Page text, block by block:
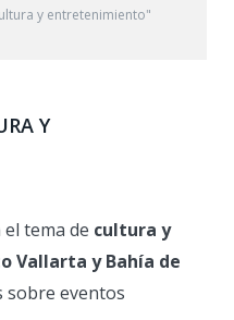
y entretenimiento"
Y
tema de cultura y
Vallarta y Bahía de
sobre eventos